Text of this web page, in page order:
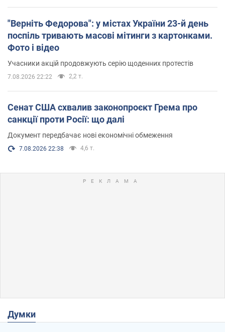
"Верніть Федорова": у містах України 23-й день
поспіль тривають масові мітинги з картонками.
Фото і відео
Учасники акцій продовжують серію щоденних протестів
7.08.2026 22:22 2,2 т.
Сенат США схвалив законопроєкт Грема про
санкції проти Росії: що далі
Документ передбачає нові економічні обмеження
7.08.2026 22:38 4,6 т.
Думки